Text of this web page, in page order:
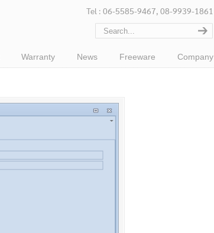
Tel : 06-5585-9467, 08-9939-1861
Warranty News Freeware Company